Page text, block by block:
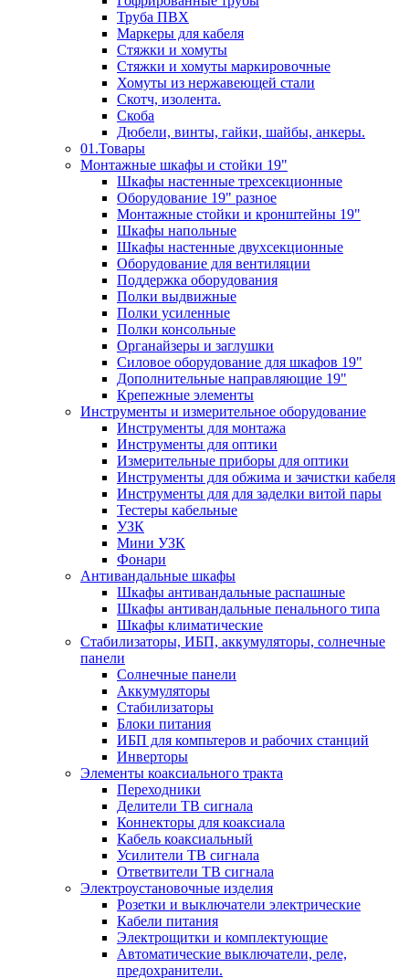
Труба ПВХ
Маркеры для кабеля
Стяжки и хомуты
Стяжки и хомуты маркировочные
Хомуты из нержавеющей стали
Скотч, изолента.
Скоба
Дюбели, винты, гайки, шайбы, анкеры.
01.Товары
Монтажные шкафы и стойки 19"
Шкафы настенные трехсекционные
Оборудование 19" разное
Монтажные стойки и кронштейны 19"
Шкафы напольные
Шкафы настенные двухсекционные
Оборудование для вентиляции
Поддержка оборудования
Полки выдвижные
Полки усиленные
Полки консольные
Органайзеры и заглушки
Силовое оборудование для шкафов 19"
Дополнительные направляющие 19"
Крепежные элементы
Инструменты и измерительное оборудование
Инструменты для монтажа
Инструменты для оптики
Измерительные приборы для оптики
Инструменты для обжима и зачистки кабеля
Инструменты для для заделки витой пары
Тестеры кабельные
УЗК
Мини УЗК
Фонари
Антивандальные шкафы
Шкафы антивандальные распашные
Шкафы антивандальные пенального типа
Шкафы климатические
Стабилизаторы, ИБП, аккумуляторы, солнечные
панели
Солнечные панели
Аккумуляторы
Стабилизаторы
Блоки питания
ИБП для компьтеров и рабочих станций
Инверторы
Элементы коаксиального тракта
Переходники
Делители ТВ сигнала
Коннекторы для коаксиала
Кабель коаксиальный
Усилители ТВ сигнала
Ответвители ТВ сигнала
Электроустановочные изделия
Розетки и выключатели электрические
Кабели питания
Электрощитки и комплектующие
Автоматические выключатели, реле,
предохранители.